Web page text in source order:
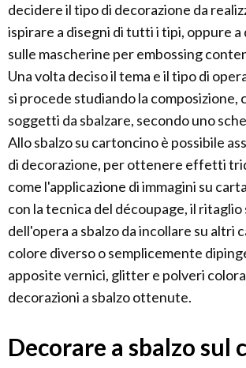
decidere il tipo di decorazione da
ispirare a disegni di tutti i tipi, oppure a
sulle mascherine per embossing
Una volta deciso il tema e il tipo di
si procede studiando la composizione,
soggetti da sbalzare, secondo uno
Allo sbalzo su cartoncino è possibile
di decorazione, per ottenere effetti
come l'applicazione di immagini su
con la tecnica del découpage, il ritaglio
dell'opera a sbalzo da incollare su altri
colore diverso o semplicemente
apposite vernici, glitter e polveri
decorazioni a sbalzo ottenute.
Decorare a sbalzo sul